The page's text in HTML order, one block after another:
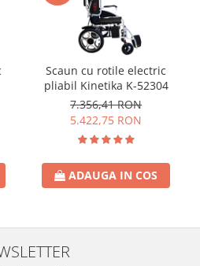
Scaun cu rotile electric
pliabil Kinetika K-52304
7.356,41 RON
5.422,75 RON
ADAUGA IN COS